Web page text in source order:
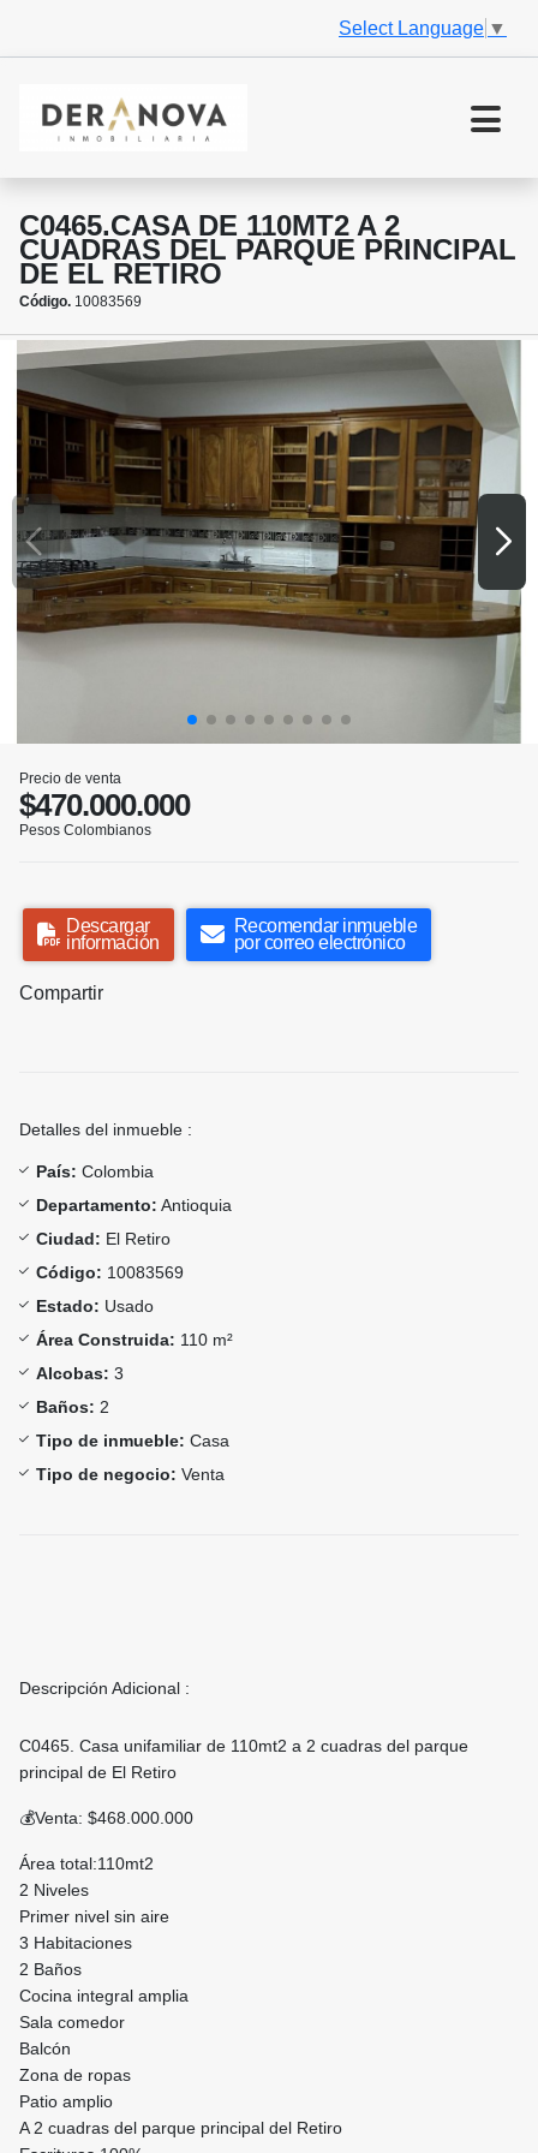
Select Language ▼
C0465.CASA DE 110MT2 A 2
CUADRAS DEL PARQUE PRINCIPAL
DE EL RETIRO
Código. 10083569
Precio de venta
$470.000.000
Pesos Colombianos
Descargar
información
Recomendar inmueble
por correo electrónico
Compartir
Detalles del inmueble :
País: Colombia
Departamento: Antioquia
Ciudad: El Retiro
Código: 10083569
Estado: Usado
Área Construida: 110 m²
Alcobas: 3
Baños: 2
Tipo de inmueble: Casa
Tipo de negocio: Venta
Descripción Adicional :
C0465. Casa unifamiliar de 110mt2 a 2 cuadras del parque
principal de El Retiro
💰Venta: $468.000.000
Área total:110mt2
2 Niveles
Primer nivel sin aire
3 Habitaciones
2 Baños
Cocina integral amplia
Sala comedor
Balcón
Zona de ropas
Patio amplio
A 2 cuadras del parque principal del Retiro